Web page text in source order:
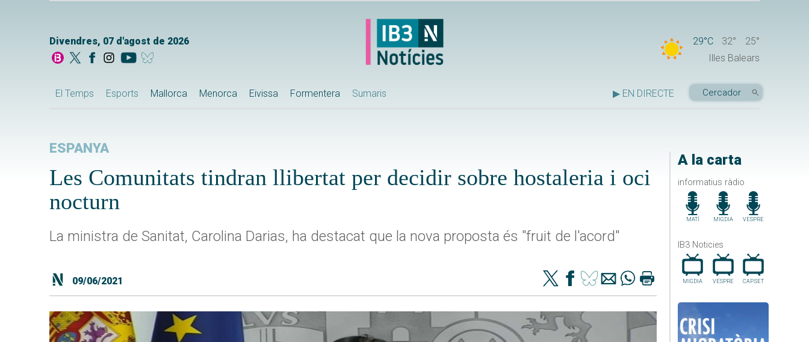
Divendres, 07 d'agost de 2026 29°C 32°
25°
Illes Balears
El Temps Esports Mallorca Menorca Eivissa Formentera Sumaris ▶ EN DIRECTE
A la carta
informatius ràdio
MATÍ MIGDIA VESPRE
IB3 Noticies
MIGDIA VESPRE CAP.SET
ESPANYA
Les Comunitats tindran llibertat per decidir sobre hostaleria i oci
nocturn
La ministra de Sanitat, Carolina Darias, ha destacat que la nova proposta és "fruit de l'acord"
09/06/2021